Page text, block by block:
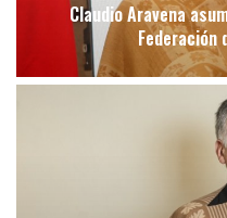
Claudio Aravena
Federación